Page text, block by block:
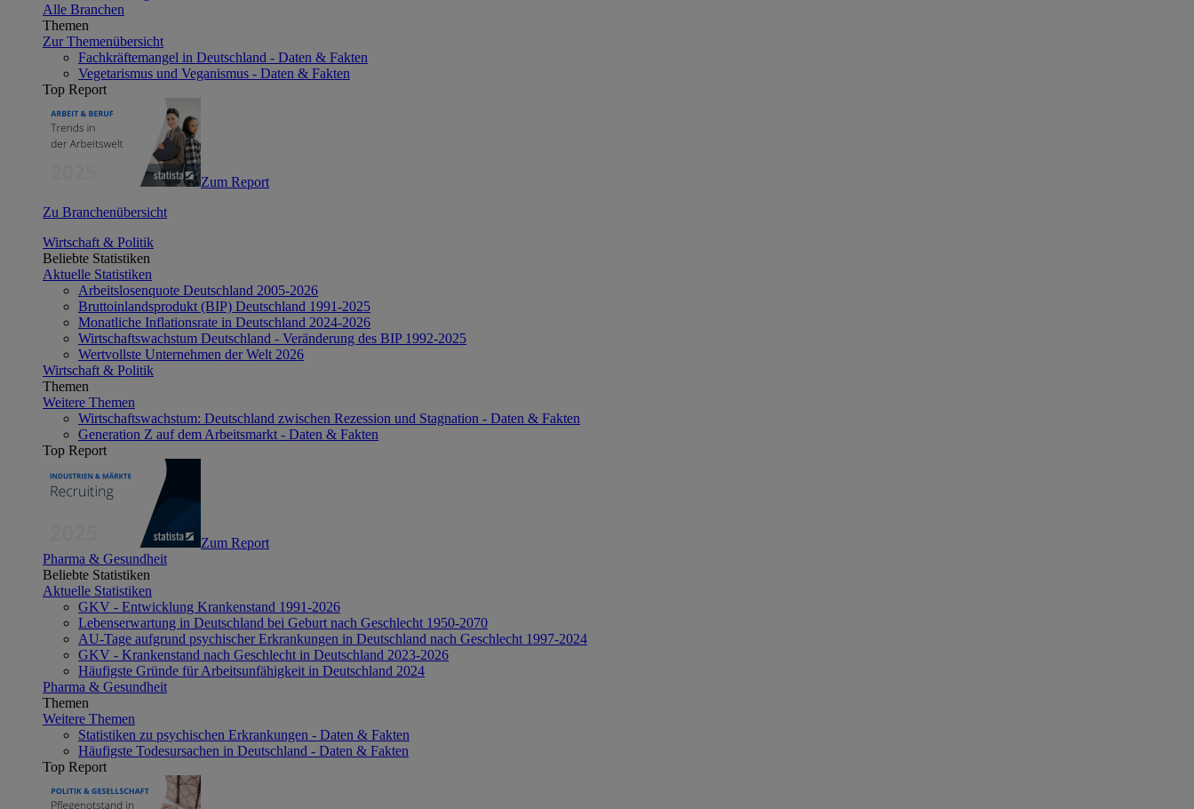
Alle Branchen
Themen
Zur Themenübersicht
Fachkräftemangel in Deutschland - Daten & Fakten
Vegetarismus und Veganismus - Daten & Fakten
Top Report
Zum Report
Zu Branchenübersicht
Wirtschaft & Politik
Beliebte Statistiken
Aktuelle Statistiken
Arbeitslosenquote Deutschland 2005-2026
Bruttoinlandsprodukt (BIP) Deutschland 1991-2025
Monatliche Inflationsrate in Deutschland 2024-2026
Wirtschaftswachstum Deutschland - Veränderung des BIP 1992-2025
Wertvollste Unternehmen der Welt 2026
Wirtschaft & Politik
Themen
Weitere Themen
Wirtschaftswachstum: Deutschland zwischen Rezession und Stagnation - Daten & Fakten
Generation Z auf dem Arbeitsmarkt - Daten & Fakten
Top Report
Zum Report
Pharma & Gesundheit
Beliebte Statistiken
Aktuelle Statistiken
GKV - Entwicklung Krankenstand 1991-2026
Lebenserwartung in Deutschland bei Geburt nach Geschlecht 1950-2070
AU-Tage aufgrund psychischer Erkrankungen in Deutschland nach Geschlecht 1997-2024
GKV - Krankenstand nach Geschlecht in Deutschland 2023-2026
Häufigste Gründe für Arbeitsunfähigkeit in Deutschland 2024
Pharma & Gesundheit
Themen
Weitere Themen
Statistiken zu psychischen Erkrankungen - Daten & Fakten
Häufigste Todesursachen in Deutschland - Daten & Fakten
Top Report